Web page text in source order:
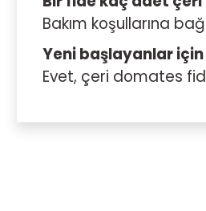
Bakım koşullarına
Yeni başlayanlar
Evet, çeri domates